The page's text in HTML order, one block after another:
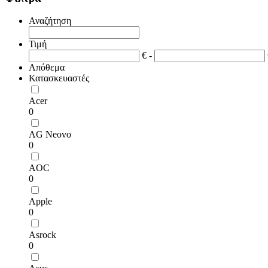
Αναζήτηση
Τιμή
€ -
Απόθεμα
Κατασκευαστές
Acer
0
AG Neovo
0
AOC
0
Apple
0
Asrock
0